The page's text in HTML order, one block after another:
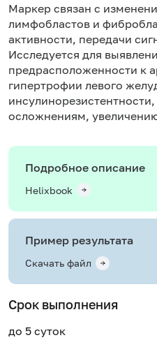
Маркер связан с
лимфобластов и
активности, передачи
Исследуется для
предрасположенности к
гипертрофии левого
инсулинорезистентности,
осложнениям,
Подробное описание
Helixbook
Пример результата
Скачать файл
Срок выполнения
до 5 суток